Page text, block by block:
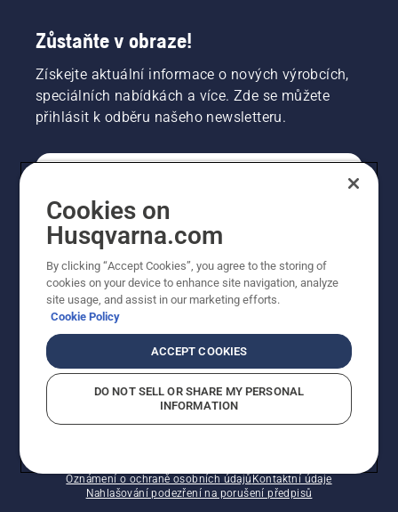
Zůstaňte v obraze!
Získejte aktuální informace o nových výrobcích,
speciálních nabídkách a více. Zde se můžete
přihlásit k odběru našeho newsletteru.
PROFESIONÁLNÍ
Oznámení o ochraně osobních údajů Kontaktní údaje
Nahlašování podezření na porušení předpisů
Cookies on
Husqvarna.com
By clicking “Accept Cookies”, you agree to the storing of
cookies on your device to enhance site navigation, analyze
site usage, and assist in our marketing efforts.
Cookie Policy
ACCEPT COOKIES
DO NOT SELL OR SHARE MY PERSONAL
INFORMATION